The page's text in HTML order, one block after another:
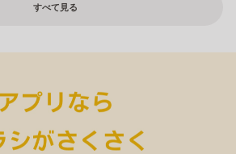
すべて見る